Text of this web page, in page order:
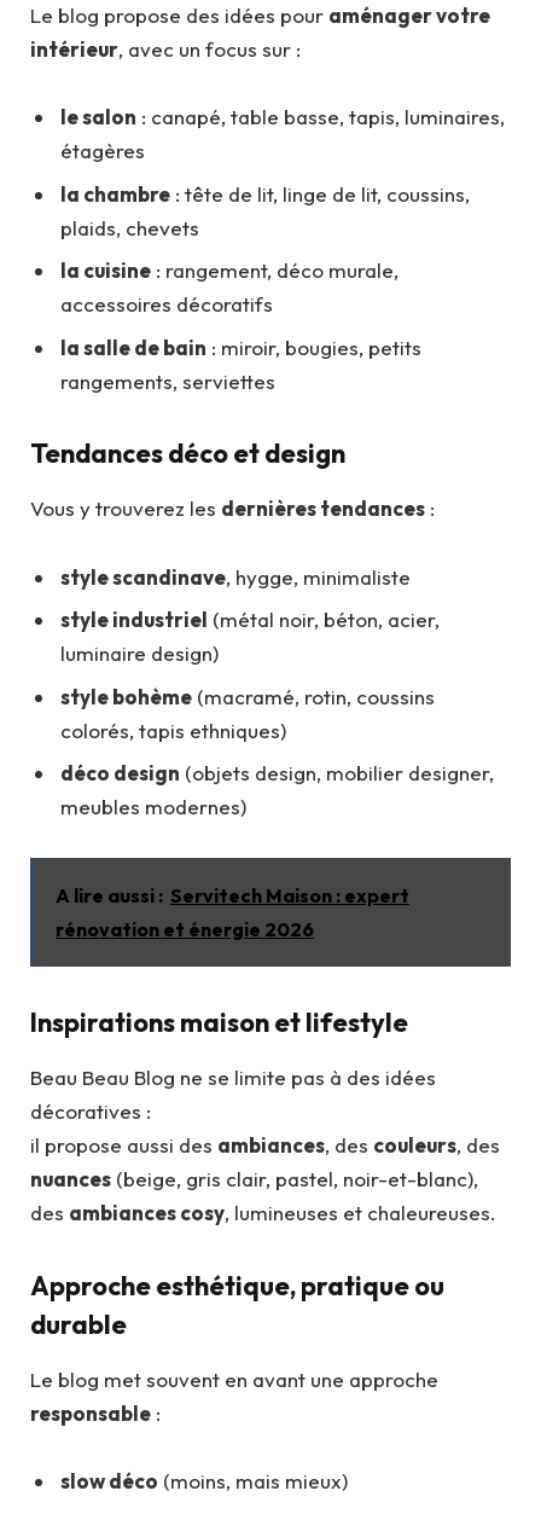
Le blog propose des idées pour aménager votre
intérieur, avec un focus sur :
le salon : canapé, table basse, tapis, luminaires,
étagères
la chambre : tête de lit, linge de lit, coussins,
plaids, chevets
la cuisine : rangement, déco murale,
accessoires décoratifs
la salle de bain : miroir, bougies, petits
rangements, serviettes
Tendances déco et design
Vous y trouverez les dernières tendances :
style scandinave, hygge, minimaliste
style industriel (métal noir, béton, acier,
luminaire design)
style bohème (macramé, rotin, coussins
colorés, tapis ethniques)
déco design (objets design, mobilier designer,
meubles modernes)
A lire aussi : Servitech Maison : expert
rénovation et énergie 2026
Inspirations maison et lifestyle
Beau Beau Blog ne se limite pas à des idées
décoratives :
il propose aussi des ambiances, des couleurs, des
nuances (beige, gris clair, pastel, noir-et-blanc),
des ambiances cosy, lumineuses et chaleureuses.
Approche esthétique, pratique ou
durable
Le blog met souvent en avant une approche
responsable :
slow déco (moins, mais mieux)